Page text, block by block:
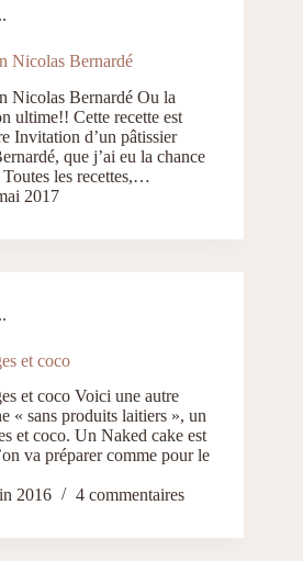
Nicolas Bernardé
Nicolas Bernardé Ou la
ultime!! Cette recette est
Invitation d’un pâtissier
que j’ai eu la chance
les recettes,…
2017
et coco
et coco Voici une autre
« sans produits laitiers », un
et coco. Un Naked cake est
va préparer comme pour le
2016 4 commentaires